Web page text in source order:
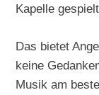
Kapelle
Das bietet
keine
Musik am